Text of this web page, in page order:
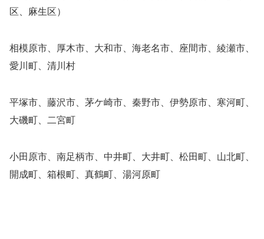
区、麻生区）
相模原市、厚木市、大和市、海老名市、座間市、綾瀬市、
愛川町、清川村
平塚市、藤沢市、茅ケ崎市、秦野市、伊勢原市、寒河町、
大磯町、二宮町
小田原市、南足柄市、中井町、大井町、松田町、山北町、
開成町、箱根町、真鶴町、湯河原町